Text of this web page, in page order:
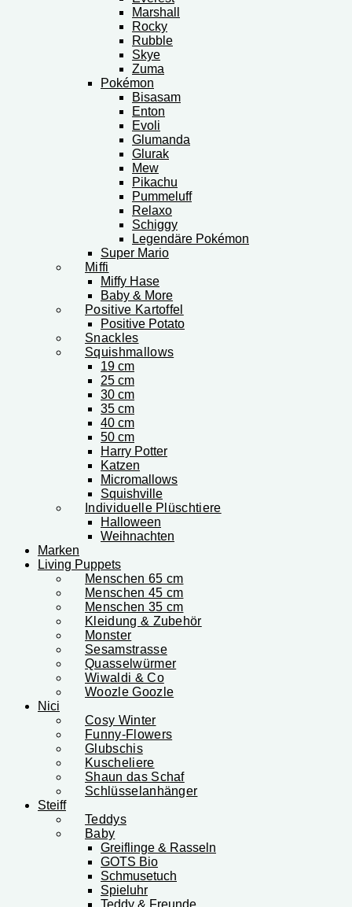
Marshall
Rocky
Rubble
Skye
Zuma
Pokémon
Bisasam
Enton
Evoli
Glumanda
Glurak
Mew
Pikachu
Pummeluff
Relaxo
Schiggy
Legendäre Pokémon
Super Mario
Miffi
Miffy Hase
Baby & More
Positive Kartoffel
Positive Potato
Snackles
Squishmallows
19 cm
25 cm
30 cm
35 cm
40 cm
50 cm
Harry Potter
Katzen
Micromallows
Squishville
Individuelle Plüschtiere
Halloween
Weihnachten
Marken
Living Puppets
Menschen 65 cm
Menschen 45 cm
Menschen 35 cm
Kleidung & Zubehör
Monster
Sesamstrasse
Quasselwürmer
Wiwaldi & Co
Woozle Goozle
Nici
Cosy Winter
Funny-Flowers
Glubschis
Kuscheliere
Shaun das Schaf
Schlüsselanhänger
Steiff
Teddys
Baby
Greiflinge & Rasseln
GOTS Bio
Schmusetuch
Spieluhr
Teddy & Freunde